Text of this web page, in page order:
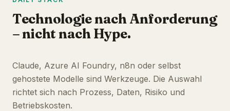
Technologie nach Anforderung
– nicht nach Hype.
Claude, Azure AI Foundry, n8n oder selbst
gehostete Modelle sind Werkzeuge. Die Auswahl
richtet sich nach Prozess, Daten, Risiko und
Betriebskosten.